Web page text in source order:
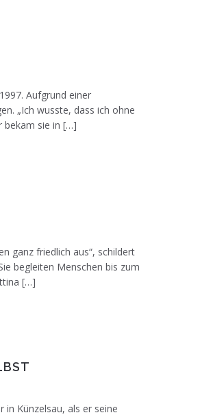
Aufgrund einer
„Ich wusste, dass ich ohne
bekam sie in […]
Restaurant
ganz friedlich aus“, schildert
begleiten Menschen bis zum
[…]
in Künzelsau, als er seine